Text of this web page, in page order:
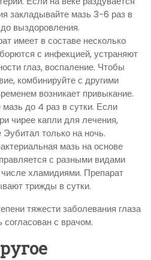
закладывайте мазь 3-6 раз в
выздоровления.
имеет в составе несколько
с инфекцией, устраняют
глаз, воспаление. Чтобы
комбинируйте с другими
возникает привыкание.
до 4 раз в сутки. Если
чирее капли для лечения,
Эубитал только на ночь.
мазь на основе
с разными видами
хламидиями. Препарат
трижды в сутки.
тяжести заболевания глаза
с врачом.